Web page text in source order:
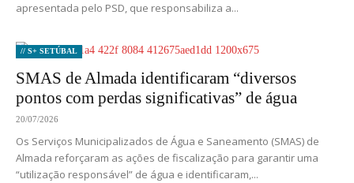
apresentada pelo PSD, que responsabiliza a...
// S+ SETÚBAL
SMAS de Almada identificaram “diversos
pontos com perdas significativas” de água
20/07/2026
Os Serviços Municipalizados de Água e Saneamento (SMAS) de
Almada reforçaram as ações de fiscalização para garantir uma
“utilização responsável” de água e identificaram,...